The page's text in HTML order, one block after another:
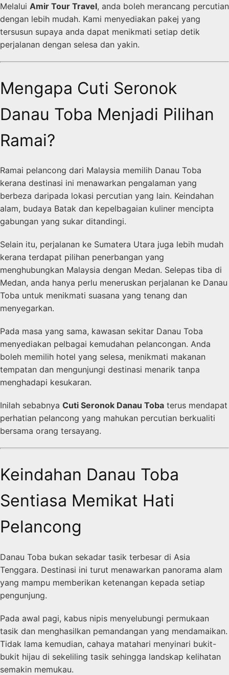
Melalui Amir Tour Travel, anda boleh merancang percutian
dengan lebih mudah. Kami menyediakan pakej yang
tersusun supaya anda dapat menikmati setiap detik
perjalanan dengan selesa dan yakin.
Mengapa Cuti Seronok
Danau Toba Menjadi Pilihan
Ramai?
Ramai pelancong dari Malaysia memilih Danau Toba
kerana destinasi ini menawarkan pengalaman yang
berbeza daripada lokasi percutian yang lain. Keindahan
alam, budaya Batak dan kepelbagaian kuliner mencipta
gabungan yang sukar ditandingi.
Selain itu, perjalanan ke Sumatera Utara juga lebih mudah
kerana terdapat pilihan penerbangan yang
menghubungkan Malaysia dengan Medan. Selepas tiba di
Medan, anda hanya perlu meneruskan perjalanan ke Danau
Toba untuk menikmati suasana yang tenang dan
menyegarkan.
Pada masa yang sama, kawasan sekitar Danau Toba
menyediakan pelbagai kemudahan pelancongan. Anda
boleh memilih hotel yang selesa, menikmati makanan
tempatan dan mengunjungi destinasi menarik tanpa
menghadapi kesukaran.
Inilah sebabnya Cuti Seronok Danau Toba terus mendapat
perhatian pelancong yang mahukan percutian berkualiti
bersama orang tersayang.
Keindahan Danau Toba
Sentiasa Memikat Hati
Pelancong
Danau Toba bukan sekadar tasik terbesar di Asia
Tenggara. Destinasi ini turut menawarkan panorama alam
yang mampu memberikan ketenangan kepada setiap
pengunjung.
Pada awal pagi, kabus nipis menyelubungi permukaan
tasik dan menghasilkan pemandangan yang mendamaikan.
Tidak lama kemudian, cahaya matahari menyinari bukit-
bukit hijau di sekeliling tasik sehingga landskap kelihatan
semakin memukau.